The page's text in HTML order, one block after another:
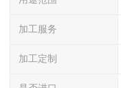
加工服务
加工定制